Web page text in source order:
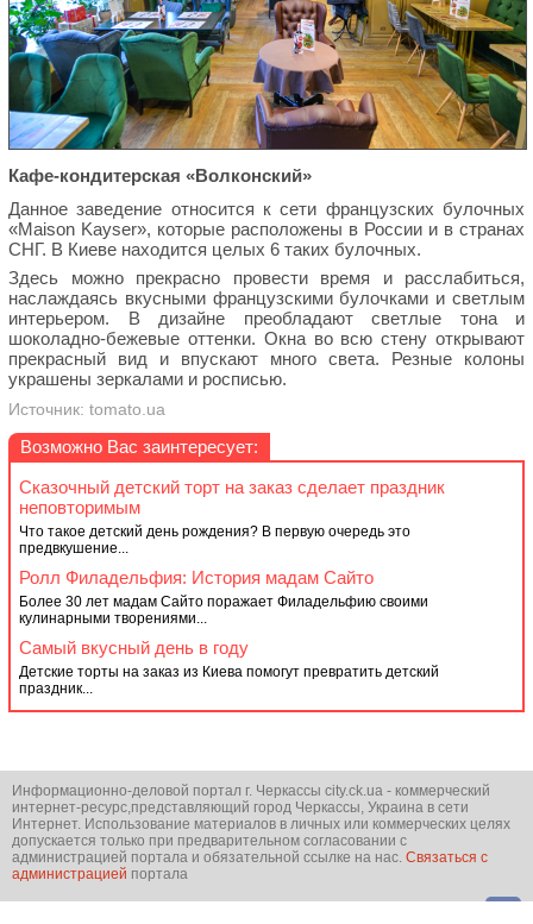
Кафе-кондитерская «Волконский»
Данное заведение относится к сети французских булочных
«Maison Kayser», которые расположены в России и в странах
СНГ. В Киеве находится целых 6 таких булочных.
Здесь можно прекрасно провести время и расслабиться,
наслаждаясь вкусными французскими булочками и светлым
интерьером. В дизайне преобладают светлые тона и
шоколадно-бежевые оттенки. Окна во всю стену открывают
прекрасный вид и впускают много света. Резные колоны
украшены зеркалами и росписью.
Источник: tomato.ua
Возможно Вас заинтересует:
Сказочный детский торт на заказ сделает праздник
неповторимым
Что такое детский день рождения? В первую очередь это
предвкушение...
Ролл Филадельфия: История мадам Сайто
Более 30 лет мадам Сайто поражает Филадельфию своими
кулинарными творениями...
Самый вкусный день в году
Детские торты на заказ из Киева помогут превратить детский
праздник...
Информационно-деловой портал г. Черкассы city.ck.ua - коммерческий
интернет-ресурс,представляющий город Черкассы, Украина в сети
Интернет. Использование материалов в личных или коммерческих целях
допускается только при предварительном согласовании с
администрацией портала и обязательной ссылке на нас. Связаться с
администрацией портала